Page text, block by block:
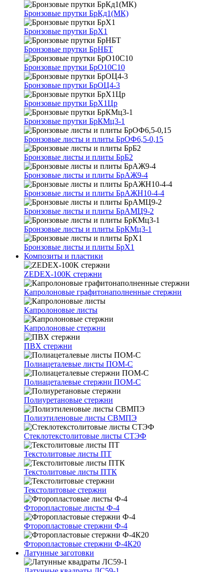
Бронзовые прутки БрКд1(МК)
Бронзовые прутки БрХ1
Бронзовые прутки БрНБТ
Бронзовые прутки БрО10С10
Бронзовые прутки БрОЦ4-3
Бронзовые прутки БрХ1Цр
Бронзовые прутки БрКМц3-1
Бронзовые листы и плиты БрОФ6,5-0,15
Бронзовые листы и плиты БрБ2
Бронзовые листы и плиты БрАЖ9-4
Бронзовые листы и плиты БрАЖН10-4-4
Бронзовые листы и плиты БрАМЦ9-2
Бронзовые листы и плиты БрКМц3-1
Бронзовые листы и плиты БрХ1
Композиты и пластики
ZEDEX-100K стержни
Капролоновые графитонаполненные стержни
Капролоновые листы
Капролоновые стержни
ПВХ стержни
Полиацеталевые листы ПОМ-С
Полиацеталевые стержни ПОМ-С
Полиуретановые стержни
Полиэтиленовые листы СВМПЭ
Стеклотекстолитовые листы СТЭФ
Текстолитовые листы ПТ
Текстолитовые листы ПТК
Текстолитовые стержни
Фторопластовые листы Ф-4
Фторопластовые стержни Ф-4
Фторопластовые стержни Ф-4К20
Латунные заготовки